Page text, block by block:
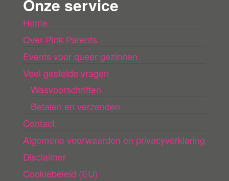
Onze service
Home
Over Pink Parents
Events voor queer gezinnen
Veel gestelde vragen
Wasvoorschriften
Betalen en verzenden
Contact
Algemene voorwaarden en privacyverklaring
Disclaimer
Cookiebeleid (EU)